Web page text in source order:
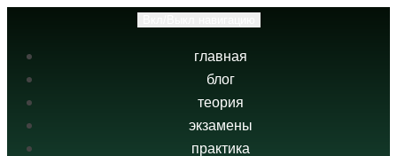
главная
блог
теория
экзамены
практика